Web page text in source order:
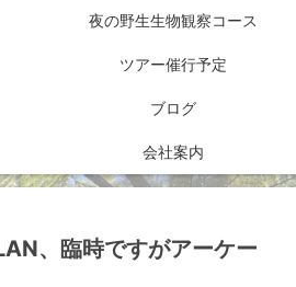
夜の野生生物観察コース
ツアー催行予定
ブログ
会社案内
、臨時ですがアーケー